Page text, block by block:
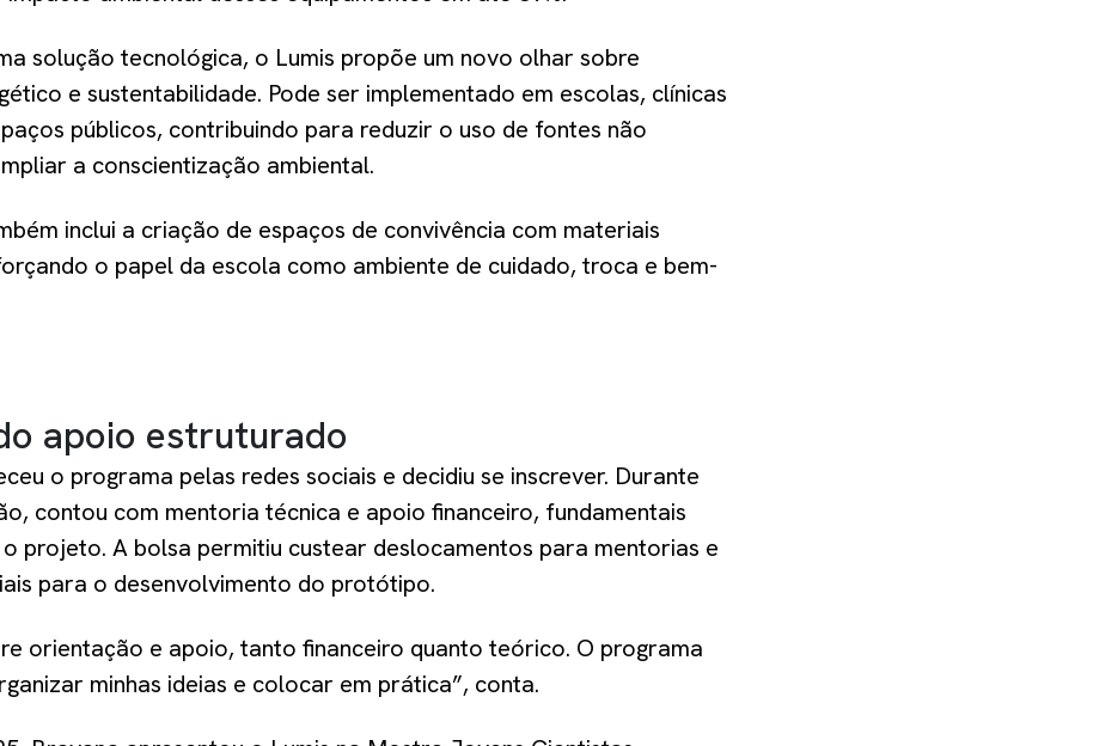
solução tecnológica, o Lumis propõe um novo olhar sobre
e sustentabilidade. Pode ser implementado em escolas, clínicas
públicos, contribuindo para reduzir o uso de fontes não
a conscientização ambiental.
inclui a criação de espaços de convivência com materiais
o papel da escola como ambiente de cuidado, troca e bem-
apoio estruturado
o programa pelas redes sociais e decidiu se inscrever. Durante
contou com mentoria técnica e apoio financeiro, fundamentais
projeto. A bolsa permitiu custear deslocamentos para mentorias e
para o desenvolvimento do protótipo.
orientação e apoio, tanto financeiro quanto teórico. O programa
minhas ideias e colocar em prática”, conta.